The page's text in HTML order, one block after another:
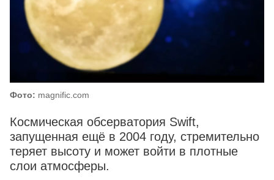
Фото: magnific.com
Космическая обсерватория Swift,
запущенная ещё в 2004 году, стремительно
теряет высоту и может войти в плотные
слои атмосферы.